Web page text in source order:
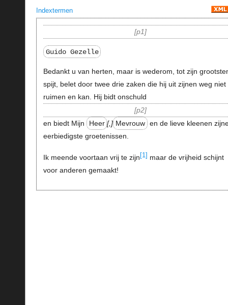
Indextermen
p1
Guido Gezelle
Bedankt u van herten, maar is wederom, tot zijn
spijt, belet door twee drie zaken die hij uit zijnen weg niet
ruimen en kan. Hij bidt onschuld
p2
en biedt Mijn
Heer , Mevrouw en de lieve kleenen
eerbiedigste groetenissen.
Ik meende voortaan vrij te zijn [1] maar de vrijheid schijnt
voor anderen gemaakt!